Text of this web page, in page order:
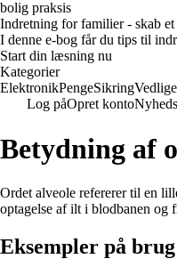
bolig praksis
Indretning for familier - skab
I denne e-bog får du tips til
Start din læsning nu
Kategorier
ElektronikPengeSikring
Log påOpret konto
Betydning af
Ordet alveole refererer til en
optagelse af ilt i blodbanen og
Eksempler på brug